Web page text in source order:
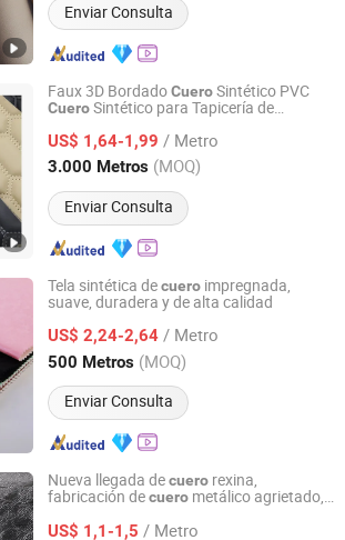
Enviar Consulta
Faux 3D BordadoCueroSintético PVC
CueroSintético para Tapicería de
US$ 1,64-1,99 / Metro
3.000 Metros (MOQ)
Enviar Consulta
Leather Co., Ltd.
Desde 2012
Tela sintética decuero impregnada,
suave, duradera y de alta calidad
US$ 2,24-2,64 / Metro
500 Metros (MOQ)
Enviar Consulta
Co., Ltd
Desde 2026
Nueva llegada decuero rexina,
fabricación decuero metálico agrietado,
US$ 1,1-1,5 / Metro
Leather Co., Ltd.